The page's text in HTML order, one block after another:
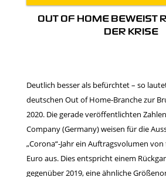
OUT OF HOME BEWEIST
DER KRISE
Deutlich besser als befürchtet – so
deutschen Out of Home-Branche zur
2020. Die gerade veröffentlichten
Company (Germany) weisen für die
„Corona“-Jahr ein Auftragsvolumen
Euro aus. Dies entspricht einem
gegenüber 2019, eine ähnliche